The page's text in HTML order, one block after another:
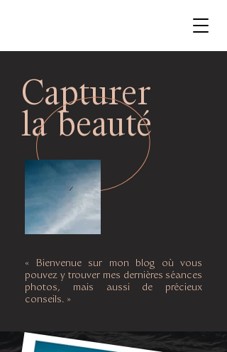
Capturer
la beauté
« Bienvenue sur mon blog où vous
pouvez y trouver mes dernières séances
photos, mais aussi de précieux
conseils. »